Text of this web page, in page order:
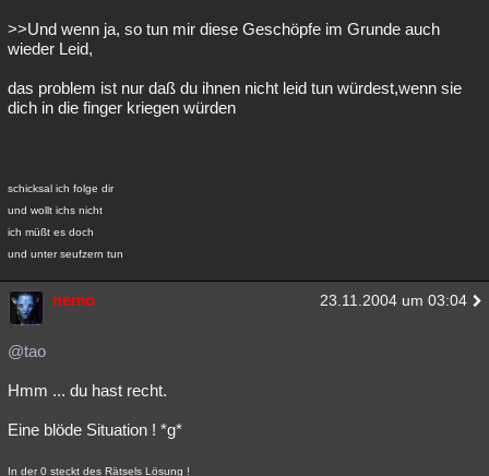
>>Und wenn ja, so tun mir diese Geschöpfe im Grunde auch
wieder Leid,
das problem ist nur daß du ihnen nicht leid tun würdest,wenn sie
dich in die finger kriegen würden
schicksal ich folge dir
und wollt ichs nicht
ich müßt es doch
und unter seufzern tun
nemo 23.11.2004 um 03:04
@tao
Hmm ... du hast recht.
Eine blöde Situation ! *g*
In der 0 steckt des Rätsels Lösung !